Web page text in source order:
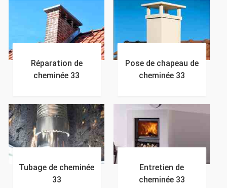
Réparation de
cheminée 33
Pose de chapeau de
cheminée 33
Tubage de cheminée
33
Entretien de
cheminée 33